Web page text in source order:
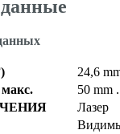
24,6
50 mm
Лазер